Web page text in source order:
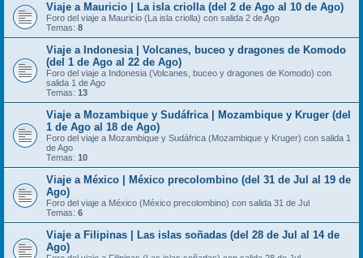
Viaje a Mauricio | La isla criolla (del 2 de Ago al 10 de Ago)
Foro del viaje a Mauricio (La isla criolla) con salida 2 de Ago
Temas: 8
Viaje a Indonesia | Volcanes, buceo y dragones de Komodo
(del 1 de Ago al 22 de Ago)
Foro del viaje a Indonesia (Volcanes, buceo y dragones de Komodo) con
salida 1 de Ago
Temas: 13
Viaje a Mozambique y Sudáfrica | Mozambique y Kruger (del
1 de Ago al 18 de Ago)
Foro del viaje a Mozambique y Sudáfrica (Mozambique y Kruger) con salida 1
de Ago
Temas: 10
Viaje a México | México precolombino (del 31 de Jul al 19 de
Ago)
Foro del viaje a México (México precolombino) con salida 31 de Jul
Temas: 6
Viaje a Filipinas | Las islas soñadas (del 28 de Jul al 14 de
Ago)